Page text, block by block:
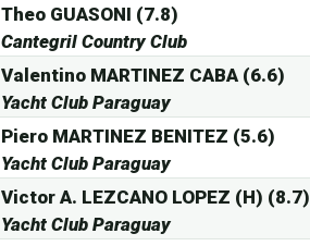
Theo GUASONI (7.8)
Cantegril Country Club
Valentino MARTINEZ CABA (6.6)
Yacht Club Paraguay
Piero MARTINEZ BENITEZ (5.6)
Yacht Club Paraguay
Victor A. LEZCANO LOPEZ (H) (8.7)
Yacht Club Paraguay